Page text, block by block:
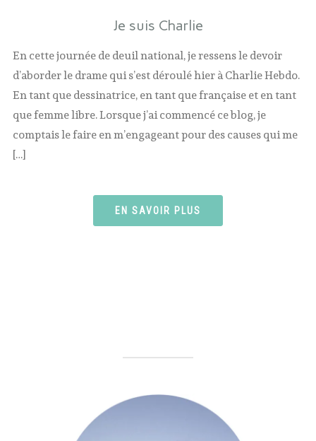
Je suis Charlie
En cette journée de deuil national, je ressens le devoir
d’aborder le drame qui s’est déroulé hier à Charlie Hebdo.
En tant que dessinatrice, en tant que française et en tant
que femme libre. Lorsque j’ai commencé ce blog, je
comptais le faire en m’engageant pour des causes qui me
[…]
EN SAVOIR PLUS